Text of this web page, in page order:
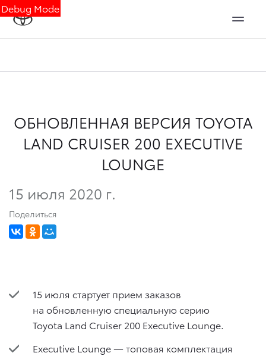
Debug Mode
ОБНОВЛЕННАЯ ВЕРСИЯ TOYOTA
LAND CRUISER 200 EXECUTIVE
LOUNGE
15 июля 2020 г.
Поделиться
15 июля стартует прием заказов
на обновленную специальную серию
Toyota Land Cruiser 200 Executive Lounge.
Executive Lounge — топовая комплектация